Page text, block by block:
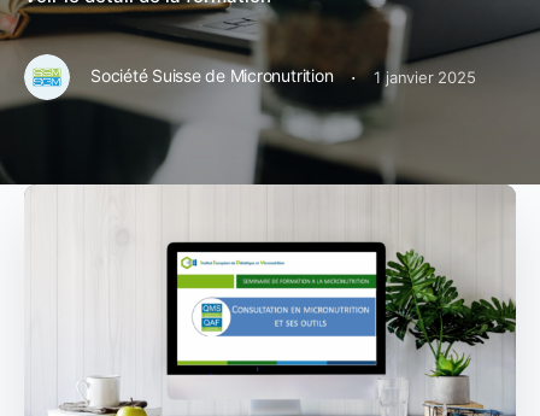
Société Suisse de Micronutrition · 1 janvier 2025